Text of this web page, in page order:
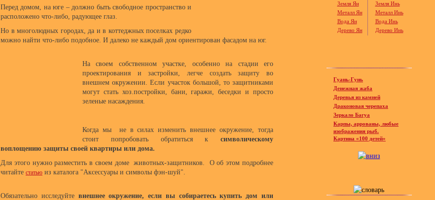
Перед домом, на юге – должно быть свободное пространство и
расположено что-либо, радующее глаз.
Но в многолюдных городах, да и в коттеджных поселках редко
можно найти что-либо подобное. И далеко не каждый дом ориентирован фасадом на юг.
На своем собственном участке, особенно на стадии его
проектирования и застройки, легче создать защиту во
внешнем окружении. Если участок большой, то защитниками
могут стать хоз.постройки, бани, гаражи, беседки и просто
зеленые насаждения.
Когда мы не в силах изменить внешнее окружение, тогда
стоит попробовать обратиться к символическому
воплощению защиты своей квартиры или дома.
Для этого нужно разместить в своем доме животных-защитников. О об этом подробнее
читайте статью из каталога "Аксессуары и символы фэн-шуй".
Обязательно исследуйтевнешнее окружение, если вы собираетесь купить дом или
Земля Ян
Земля Инь
Металл Ян
Металл Инь
Вода Ян
Вода Инь
Дерево Ян
Дерево Инь
Гуань-Гунь
Денежная жаба
Деревья из камней
Драконовая черепаха
Зеркало Багуа
Карпы, аррованы, любые
изображения рыб.
Картина «100 детей»